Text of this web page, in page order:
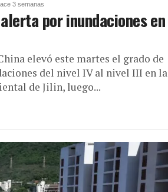
3 semanas
por inundaciones en
elevó este martes el grado de
del nivel IV al nivel III en la
de Jilin, luego...